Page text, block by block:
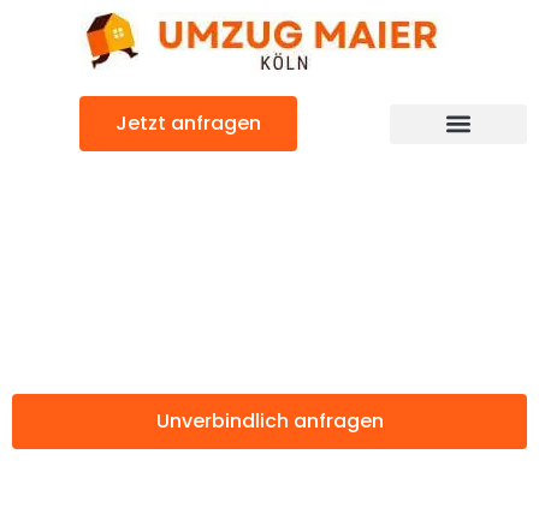
Jetzt anfragen
Unverbindlich anfragen